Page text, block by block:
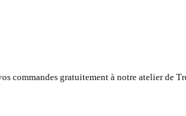
commandes gratuitement à notre atelier de